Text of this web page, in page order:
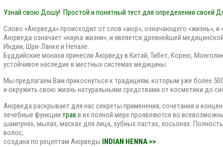
Узнай свою Дошу! Простой и понятный тест для определения своей
Слово «Аюрведа» происходит от слов «аюр», означающего «жизнь», и
Аюрведа означает «наука жизни», и является древнейшей
Индии, Шри-Ланке и Непале.
Буддийские монахи принесли Аюрведу в Китай, Тибет, Корею,
устойчивое наследие в местных системах медицины.
Мы предлагаем Вам прикоснуться к традициям, которым уже более
и окружить свою жизнь натуральными средствами от косметики до
Аюрведа раскрывает для нас секреты применения, сочетания и
лечебные функции трав в их полной мере проявляются во
шампунях, мылах, масках для лица, зубных пастах, лосьонах.
волос,
создана по рецептам Аюрведы
INDIAN HENNA >>